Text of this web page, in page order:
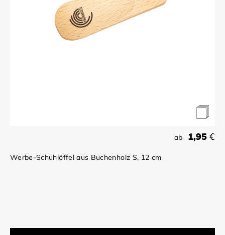
ab 1,95 €
Werbe-Schuhlöffel aus Buchenholz S, 12 cm